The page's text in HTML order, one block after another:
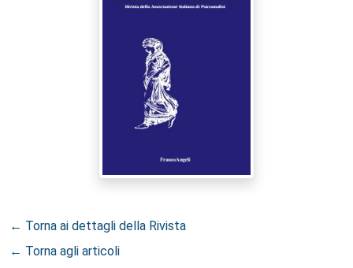
← Torna ai dettagli della Rivista
← Torna agli articoli